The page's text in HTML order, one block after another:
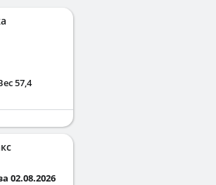
57,4
02.08.2026